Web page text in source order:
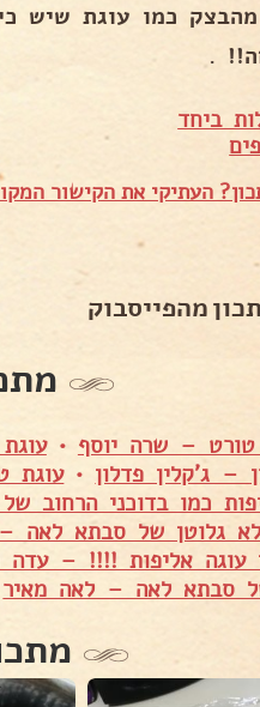
כמו עוגת שיש
.
ביחד
העתיקי את הקישור
מהפייסבוק
טורט – שרה יוסף •
– ג'קלין פדלון•עוגת
כמו בדוכני הרחוב
גלוטן של סבתא לאה
עוגה אליפות !!!! – עדה
סבתא לאה – לאה מאיר